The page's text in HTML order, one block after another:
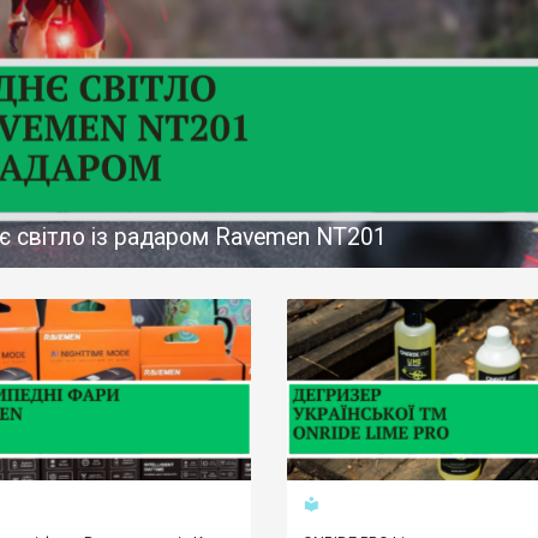
світло із радаром Ravemen NT201
local_library